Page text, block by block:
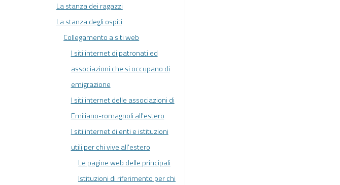
La stanza dei ragazzi
La stanza degli ospiti
Collegamento a siti web
I siti internet di patronati ed
associazioni che si occupano di
emigrazione
I siti internet delle associazioni di
Emiliano-romagnoli all'estero
I siti internet di enti e istituzioni
utili per chi vive all'estero
Le pagine web delle principali
Istituzioni di riferimento per chi